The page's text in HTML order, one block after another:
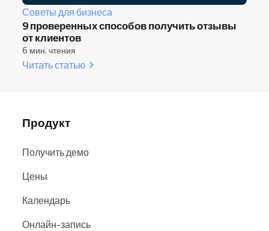
Советы для бизнеса
9 проверенных способов получить отзывы
от клиентов
6 мин. чтения
Читать статью
Продукт
Получить демо
Цены
Календарь
Онлайн-запись